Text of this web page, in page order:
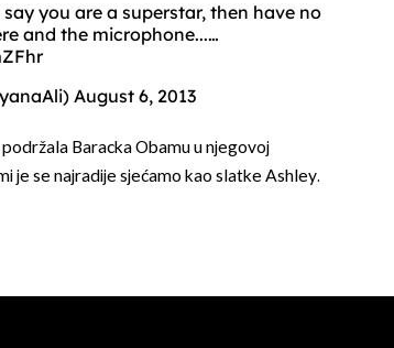
you are a superstar, then have no
and the microphone...…
August 6, 2013
Baracka Obamu u njegovoj
je se najradije sjećamo kao slatke Ashley.